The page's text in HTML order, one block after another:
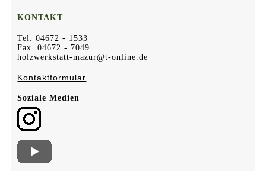
KONTAKT
Tel. 04672 - 1533
Fax. 04672 - 7049
holzwerkstatt-mazur@t-online.de
Kontaktformular
Soziale Medien